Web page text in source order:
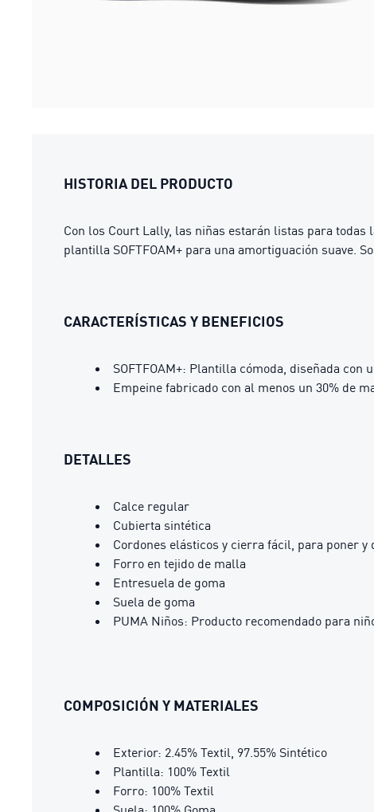
HISTORIA DEL PRODUCTO
Con los Court Lally, las niñas estarán listas para
plantilla SOFTFOAM+ para una amortiguación suave.
CARACTERÍSTICAS Y BENEFICIOS
SOFTFOAM+: Plantilla cómoda, diseñada
Empeine fabricado con al menos un 30% de
DETALLES
Calce regular
Cubierta sintética
Cordones elásticos y cierra fácil, para poner
Forro en tejido de malla
Entresuela de goma
Suela de goma
PUMA Niños: Producto recomendado para
COMPOSICIÓN Y MATERIALES
Exterior: 2.45% Textil, 97.55% Sintético
Plantilla: 100% Textil
Forro: 100% Textil